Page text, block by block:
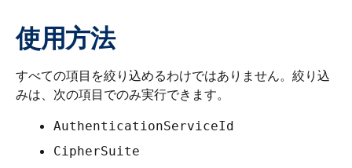
使用方法
すべての項目を絞り込めるわけではありません。絞り込
みは、次の項目でのみ実行できます。
AuthenticationServiceId
CipherSuite